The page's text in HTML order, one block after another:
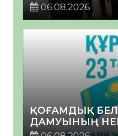
06.08.2026
ҚОҒАМДЫҚ
ДАМУЫНЫҢ